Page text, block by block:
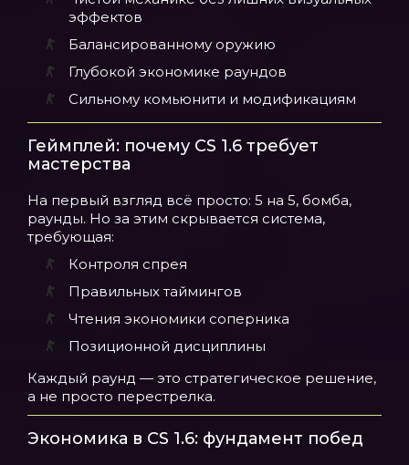
эффектов
Балансированному оружию
Глубокой экономике раундов
Сильному комьюнити и модификациям
Геймплей: почему CS 1.6 требует
мастерства
На первый взгляд всё просто: 5 на 5, бомба,
раунды. Но за этим скрывается система,
требующая:
Контроля спрея
Правильных таймингов
Чтения экономики соперника
Позиционной дисциплины
Каждый раунд — это стратегическое решение,
а не просто перестрелка.
Экономика в CS 1.6: фундамент побед